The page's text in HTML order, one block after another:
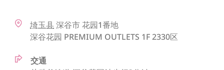
埼玉县深谷市花园1番地
深谷花园 PREMIUM OUTLETS 1F 2330区
交通